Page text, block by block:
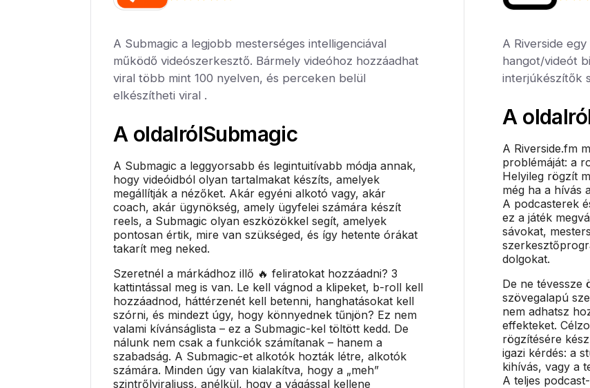
A Submagic a legjobb mesterséges intelligenciával
működő videószerkesztő. Bármely videóhoz hozzáadhat
viral több mint 100 nyelven, és perceken belül
elkészítheti viral .
A oldalrólSubmagic
A Submagic a leggyorsabb és legintuitívabb módja annak,
hogy videóidból olyan tartalmakat készíts, amelyek
megállítják a nézőket. Akár egyéni alkotó vagy, akár
coach, akár ügynökség, amely ügyfelei számára készít
reels, a Submagic olyan eszközökkel segít, amelyek
pontosan értik, mire van szükséged, és így hetente órákat
takarít meg neked.
Szeretnél a márkádhoz illő 🔥 feliratokat hozzáadni? 3
kattintással meg is van. Le kell vágnod a klipeket, b-roll kell
hozzáadnod, háttérzenét kell betenni, hanghatásokat kell
szórni, és mindezt úgy, hogy könnyednek tűnjön? Ez nem
valami kívánságlista – ez a Submagic-kel töltött kedd. De
nálunk nem csak a funkciók számítanak – hanem a
szabadság. A Submagic-et alkotók hozták létre, alkotók
számára. Minden úgy van kialakítva, hogy a „meh”
szintrőlviraljuss, anélkül, hogy a vágással kellene
A Riverside
hangot/videót
interjúkészítők
A
A Riverside.fm
problémáját: a
Helyileg rögzít
még ha a hívás
A podcasterek
ez a játék
sávokat,
dolgokat.
De ne tévessze
szövegalapú
nem adhatsz
effekteket.
rögzítésére
igazi kérdés: a
kihívás, vagy a
A teljes